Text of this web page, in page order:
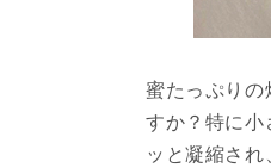
蜜たっぷりの
すか？特に小
ッと凝縮さ